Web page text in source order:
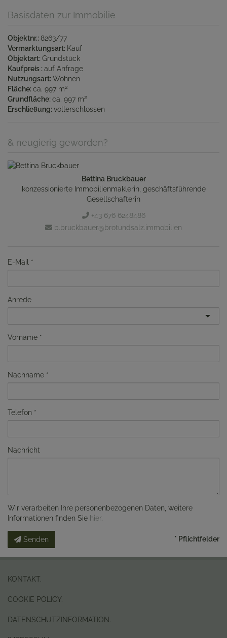
Basisdaten zur Immobilie
Objektnr. 8263/77
Vermarktungsart Kauf
Objektart Grundstück
Kaufpreis auf Anfrage
Nutzungsart Wohnen
Fläche ca. 997 m2
Grundfläche ca. 997 m2
Erschließung vollerschlossen
& neugierig geworden?
Bettina Bruckbauer
konzessionierte Immobilienmaklerin, geschäftsführende
Gesellschafterin
+43 676 6248486
b.bruckbauer@brotundsalz.immobilien
E-Mail
Anrede
Vorname
Nachname
Telefon
Nachricht
Wir verarbeiten Ihre personenbezogenen Daten, weitere
Informationen finden Sie hier.
Senden * Pflichtfelder
KONTAKT.
COOKIE POLICY.
DATENSCHUTZINFORMATION.